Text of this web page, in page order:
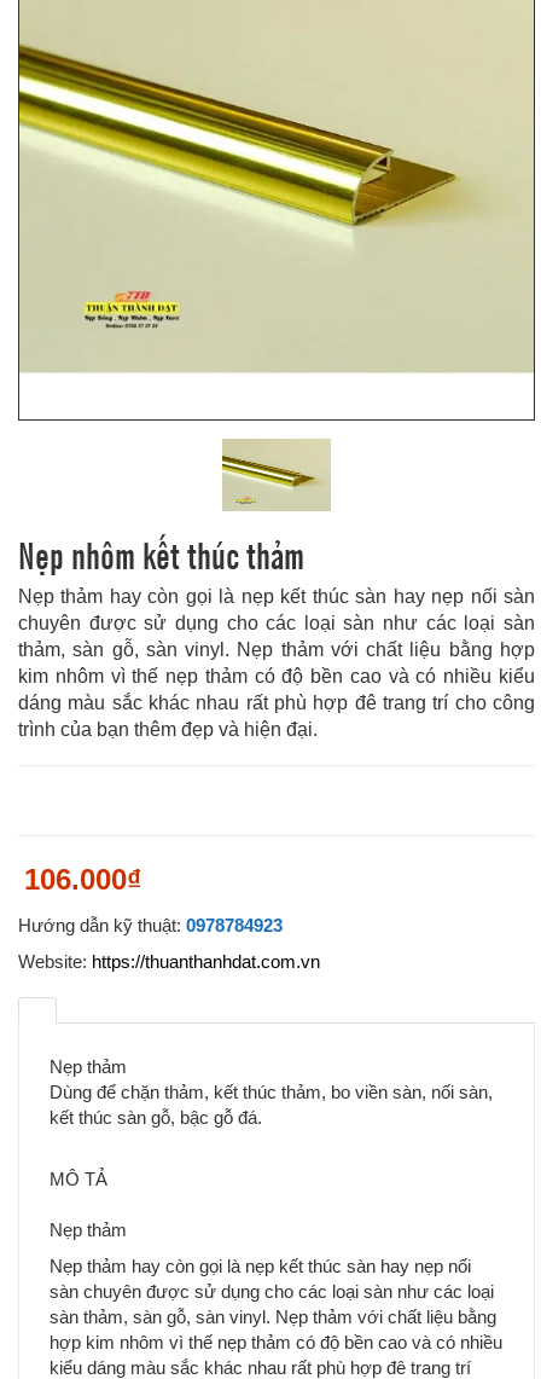
Nẹp nhôm kết thúc thảm
Nẹp thảm hay còn gọi là nẹp kết thúc sàn hay nẹp nối sàn
chuyên được sử dụng cho các loại sàn như các loại sàn
thảm, sàn gỗ, sàn vinyl. Nẹp thảm với chất liệu bằng hợp
kim nhôm vì thế nẹp thảm có độ bền cao và có nhiều kiểu
dáng màu sắc khác nhau rất phù hợp đê trang trí cho công
trình của bạn thêm đẹp và hiện đại.
106.000₫
Hướng dẫn kỹ thuật: 0978784923
Website: https://thuanthanhdat.com.vn
Nẹp thảm
Dùng để chặn thảm, kết thúc thảm, bo viền sàn, nối sàn,
kết thúc sàn gỗ, bậc gỗ đá.
MÔ TẢ
Nẹp thảm
Nẹp thảm hay còn gọi là nẹp kết thúc sàn hay nẹp nối
sàn chuyên được sử dụng cho các loại sàn như các loại
sàn thảm, sàn gỗ, sàn vinyl. Nẹp thảm với chất liệu bằng
hợp kim nhôm vì thế nẹp thảm có độ bền cao và có nhiều
kiểu dáng màu sắc khác nhau rất phù hợp đê trang trí